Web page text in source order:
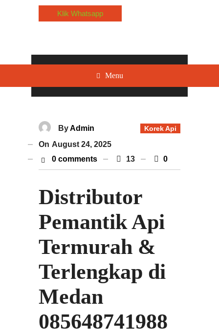
Klik Whatsapp
Menu
Korek Api
ByAdmin
On August 24, 2025
0 comments
13 0
Distributor
Pemantik Api
Termurah &
Terlengkap di
Medan
085648741988